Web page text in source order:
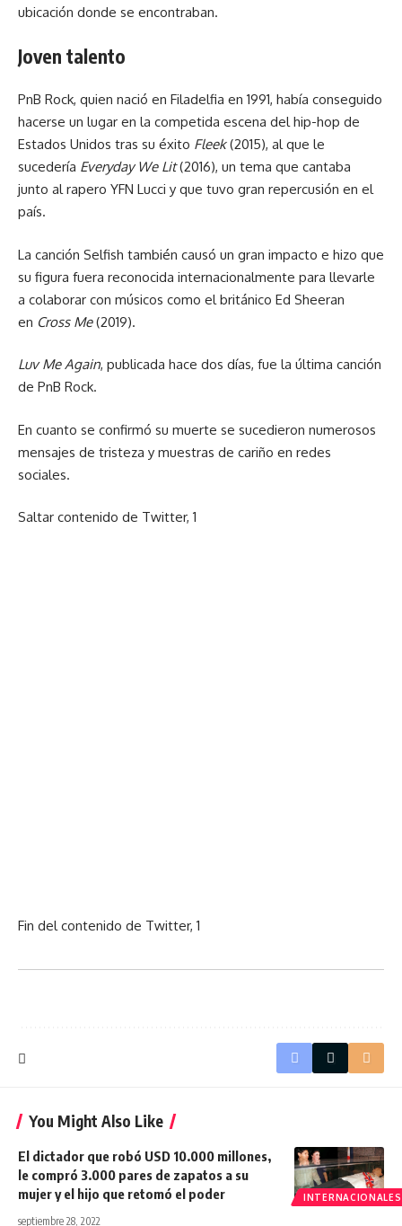
ubicación donde se encontraban.
Joven talento
PnB Rock, quien nació en Filadelfia en 1991, había conseguido
hacerse un lugar en la competida escena del hip-hop de
Estados Unidos tras su éxito Fleek(2015), al que le
sucedería Everyday We Lit(2016), un tema que cantaba
junto al rapero YFN Lucci y que tuvo gran repercusión en el
país.
La canción Selfish también causó un gran impacto e hizo que
su figura fuera reconocida internacionalmente para llevarle
a colaborar con músicos como el británico Ed Sheeran
en Cross Me(2019).
Luv Me Again, publicada hace dos días, fue la última canción
de PnB Rock.
En cuanto se confirmó su muerte se sucedieron numerosos
mensajes de tristeza y muestras de cariño en redes
sociales.
Saltar contenido de Twitter, 1
Fin del contenido de Twitter, 1
You Might Also Like
INTERNACIONALES
El dictador que robó USD 10.000 millones,
le compró 3.000 pares de zapatos a su
mujer y el hijo que retomó el poder
septiembre 28, 2022